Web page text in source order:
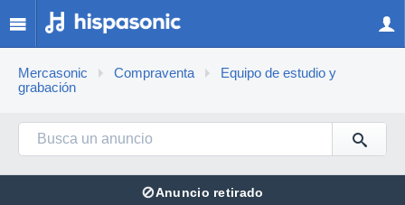
Mercasonic Compraventa
Equipo de estudio y
grabación
⊘Anuncio retirado